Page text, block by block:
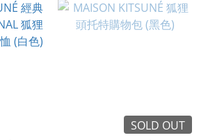
SOLD OUT